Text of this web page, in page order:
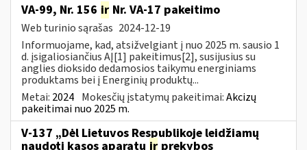
VA-99, Nr. 156 ir Nr. VA-17 pakeitimo
Web turinio sąrašas 2024-12-19
Informuojame, kad, atsižvelgiant į nuo 2025 m. sausio 1
d. įsigaliosiančius AĮ[1] pakeitimus[2], susijusius su
anglies dioksido dedamosios taikymu energiniams
produktams bei į Energinių produktų...
Metai: 2024 Mokesčių įstatymų pakeitimai:Akcizų
pakeitimai nuo 2025 m.
V-137 „Dėl Lietuvos Respublikoje leidžiamų
naudoti kasos aparatų ir prekybos